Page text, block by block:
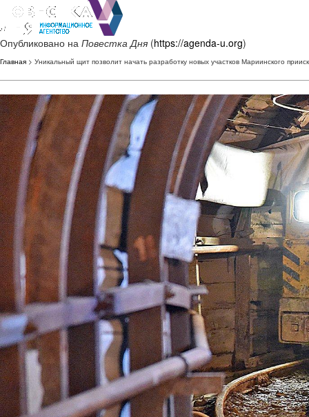
Опубликовано на Повестка Дня (https://agenda-u.org)
Главная > Уникальный щит позволит начать разработку новых участков Мариинского